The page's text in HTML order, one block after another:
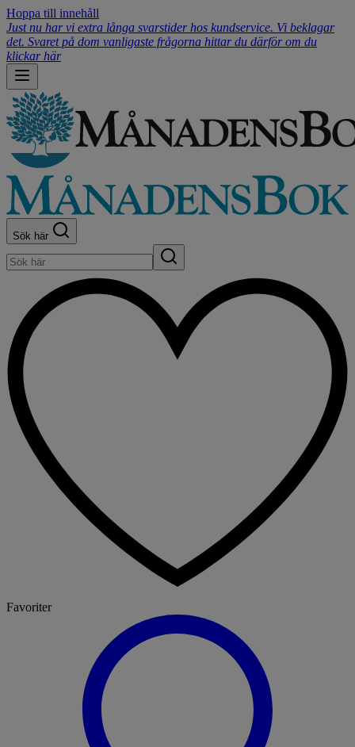
Hoppa till innehåll
Just nu har vi extra långa svarstider hos kundservice. Vi beklagar
det. Svaret på dom vanligaste frågorna hittar du därför om du
klickar här
Sök här
Favoriter